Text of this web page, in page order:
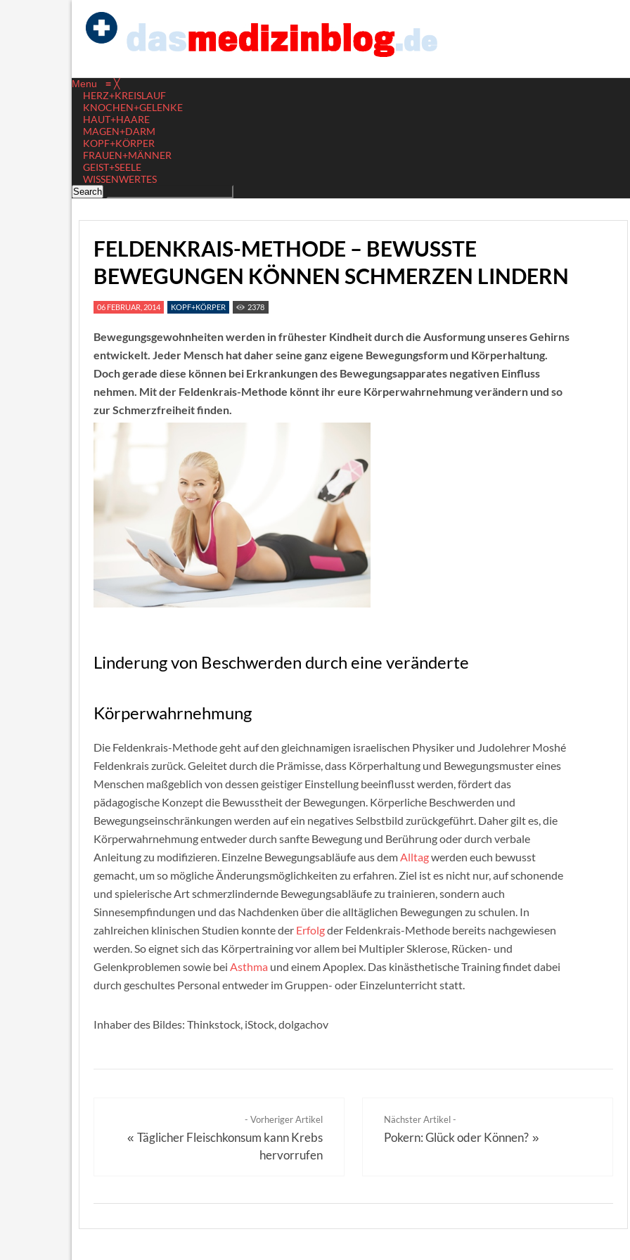
Menu ≡ ╳
HERZ+KREISLAUF
KNOCHEN+GELENKE
HAUT+HAARE
MAGEN+DARM
KOPF+KÖRPER
FRAUEN+MÄNNER
GEIST+SEELE
WISSENWERTES
FELDENKRAIS-METHODE – BEWUSSTE
BEWEGUNGEN KÖNNEN SCHMERZEN LINDERN
06 FEBRUAR, 2014 KOPF+KÖRPER 2378
Bewegungsgewohnheiten werden in frühester Kindheit durch die Ausformung unseres Gehirns
entwickelt. Jeder Mensch hat daher seine ganz eigene Bewegungsform und Körperhaltung.
Doch gerade diese können bei Erkrankungen des Bewegungsapparates negativen Einfluss
nehmen. Mit der Feldenkrais-Methode könnt ihr eure Körperwahrnehmung verändern und so
zur Schmerzfreiheit finden.
Linderung von Beschwerden durch eine veränderte
Körperwahrnehmung
Die Feldenkrais-Methode geht auf den gleichnamigen israelischen Physiker und Judolehrer Moshé
Feldenkrais zurück. Geleitet durch die Prämisse, dass Körperhaltung und Bewegungsmuster eines
Menschen maßgeblich von dessen geistiger Einstellung beeinflusst werden, fördert das
pädagogische Konzept die Bewusstheit der Bewegungen. Körperliche Beschwerden und
Bewegungseinschränkungen werden auf ein negatives Selbstbild zurückgeführt. Daher gilt es, die
Körperwahrnehmung entweder durch sanfte Bewegung und Berührung oder durch verbale
Anleitung zu modifizieren. Einzelne Bewegungsabläufe aus demAlltagwerden euch bewusst
gemacht, um so mögliche Änderungsmöglichkeiten zu erfahren. Ziel ist es nicht nur, auf schonende
und spielerische Art schmerzlindernde Bewegungsabläufe zu trainieren, sondern auch
Sinnesempfindungen und das Nachdenken über die alltäglichen Bewegungen zu schulen. In
zahlreichen klinischen Studien konnte der Erfolgder Feldenkrais-Methode bereits nachgewiesen
werden. So eignet sich das Körpertraining vor allem bei Multipler Sklerose, Rücken- und
Gelenkproblemen sowie bei Asthma und einem Apoplex. Das kinästhetische Training findet dabei
durch geschultes Personal entweder im Gruppen- oder Einzelunterricht statt.
Inhaber des Bildes: Thinkstock, iStock, dolgachov
- Vorheriger Artikel
« Täglicher Fleischkonsum kann Krebs
hervorrufen
Nächster Artikel -
Pokern: Glück oder Können? »